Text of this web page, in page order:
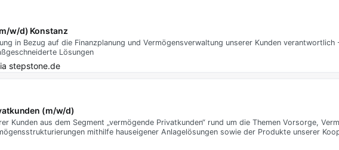
w/d) Konstanz
in Bezug auf die Finanzplanung und Vermögensverwaltung unserer Kunden verantwortlich
Lösungen
stepstone.de
(m/w/d)
Kunden aus dem Segment „vermögende Privatkunden“ rund um die Themen Vorsorge,
mithilfe hauseigener Anlagelösungen sowie der Produkte unserer